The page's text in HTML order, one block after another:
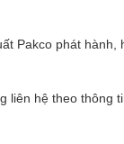
Pakco phát hành,
liên hệ theo thông